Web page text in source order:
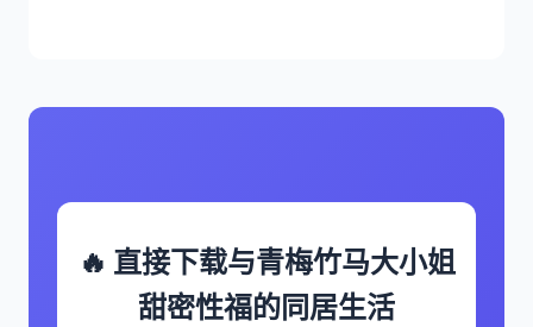
🔥 直接下载与青梅竹马大小姐
甜密性福的同居生活